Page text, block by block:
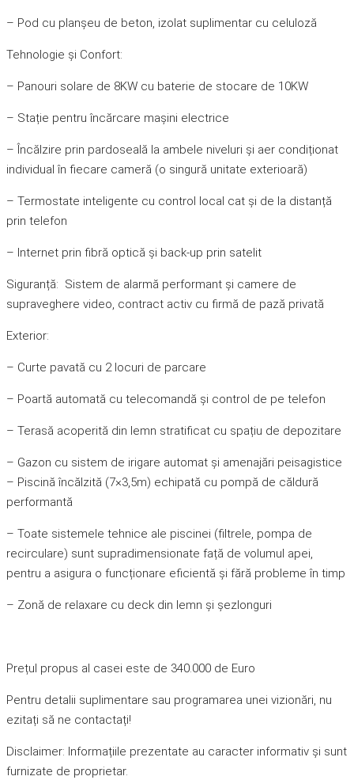
– Pod cu planșeu de beton, izolat suplimentar cu celuloză
Tehnologie și Confort:
– Panouri solare de 8KW cu baterie de stocare de 10KW
– Stație pentru încărcare mașini electrice
– Încălzire prin pardoseală la ambele niveluri și aer condiționat
individual în fiecare cameră (o singură unitate exterioară)
– Termostate inteligente cu control local cat și de la distanță
prin telefon
– Internet prin fibră optică și back-up prin satelit
Siguranță: Sistem de alarmă performant și camere de
supraveghere video, contract activ cu firmă de pază privată
Exterior:
– Curte pavată cu 2 locuri de parcare
– Poartă automată cu telecomandă și control de pe telefon
– Terasă acoperită din lemn stratificat cu spațiu de depozitare
– Gazon cu sistem de irigare automat și amenajări peisagistice
– Piscină încălzită (7×3,5m) echipată cu pompă de căldură
performantă
– Toate sistemele tehnice ale piscinei (filtrele, pompa de
recirculare) sunt supradimensionate față de volumul apei,
pentru a asigura o funcționare eficientă și fără probleme în timp
– Zonă de relaxare cu deck din lemn și șezlonguri
Prețul propus al casei este de 340.000 de Euro
Pentru detalii suplimentare sau programarea unei vizionări, nu
ezitați să ne contactați!
Disclaimer: Informațiile prezentate au caracter informativ și sunt
furnizate de proprietar.